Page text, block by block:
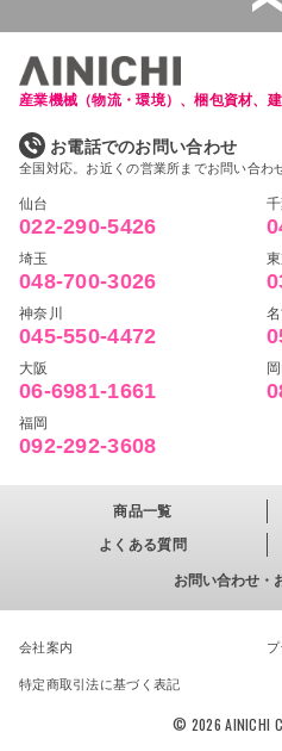
産業機械（物流・環境）、梱包資材、
お電話でのお問い合わせ
全国対応。お近くの営業所までお問い合わ
仙台
022-290-5426
埼玉
048-700-3026
神奈川
045-550-4472
大阪
06-6981-1661
福岡
092-292-3608
商品一覧
よくある質問
お問い合わせ・
会社案内
特定商取引法に基づく表記
© 2026 AINICHI